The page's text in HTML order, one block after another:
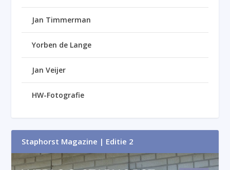
Jan Timmerman
Yorben de Lange
Jan Veijer
HW-Fotografie
Staphorst Magazine | Editie 2